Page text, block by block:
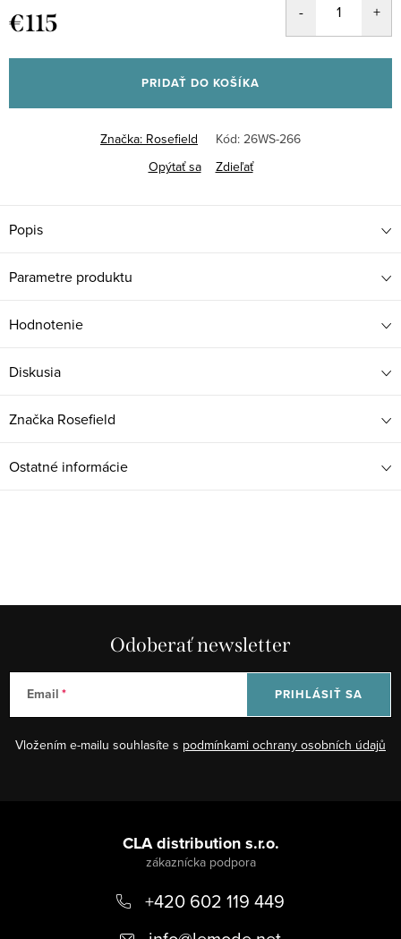
€115
cena:
PRIDAŤ DO KOŠÍKA
Značka: Rosefield Kód: 26WS-266
Opýtať sa
Zdieľať
Popis
Parametre produktu
Hodnotenie
Diskusia
Značka Rosefield
Ostatné informácie
Odoberať newsletter
Email
Vložením e-mailu souhlasíte s podmínkami ochrany osobních údajů
PRIHLÁSIŤ SA
CLA distribution s.r.o.
+420 602 119 449